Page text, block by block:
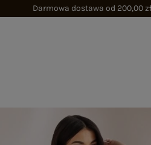
Darmowa dostawa od 200,00 zł